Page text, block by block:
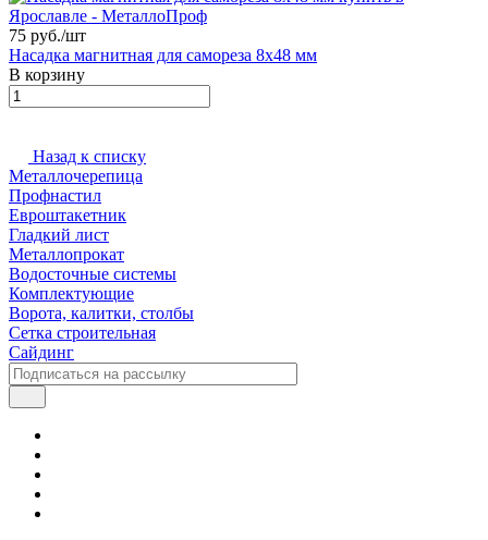
75 руб./шт
Насадка магнитная для самореза 8х48 мм
В корзину
Назад к списку
Металлочерепица
Профнастил
Евроштакетник
Гладкий лист
Металлопрокат
Водосточные системы
Комплектующие
Ворота, калитки, столбы
Сетка строительная
Сайдинг